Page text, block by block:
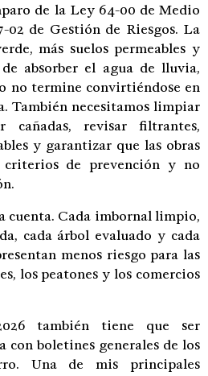
de la Ley 64-00 de Medio
02 de Gestión de Riesgos. La
más suelos permeables y
de absorber el agua de lluvia,
no termine convirtiéndose en
También necesitamos limpiar
cañadas, revisar filtrantes,
y garantizar que las obras
criterios de prevención y no
cuenta. Cada imbornal limpio,
cada árbol evaluado y cada
menos riesgo para las
los peatones y los comercios
también tiene que ser
con boletines generales de los
Una de mis principales